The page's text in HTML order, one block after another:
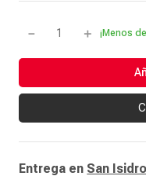
＋
－ ¡Menos
Entrega en San Isidro